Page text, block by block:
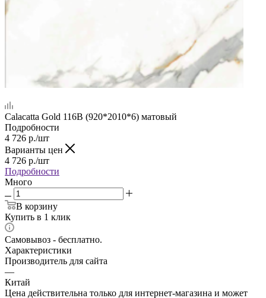
Calacatta Gold 116В (920*2010*6) матовый
Подробности
4 726 р./шт
Варианты цен
4 726 р./шт
Подробности
Много
В корзину
Купить в 1 клик
Самовывоз - бесплатно.
Характеристики
Производитель для сайта
—
Китай
Цена действительна только для интернет-магазина и может